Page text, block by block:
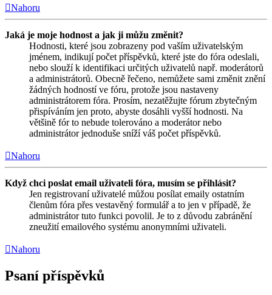
Nahoru
Jaká je moje hodnost a jak ji můžu změnit?
Hodnosti, které jsou zobrazeny pod vaším uživatelským
jménem, indikují počet příspěvků, které jste do fóra odeslali,
nebo slouží k identifikaci určitých uživatelů např. moderátorů
a administrátorů. Obecně řečeno, nemůžete sami změnit znění
žádných hodností ve fóru, protože jsou nastaveny
administrátorem fóra. Prosím, nezatěžujte fórum zbytečným
přispíváním jen proto, abyste dosáhli vyšší hodnosti. Na
většině fór to nebude tolerováno a moderátor nebo
administrátor jednoduše sníží váš počet příspěvků.
Nahoru
Když chci poslat email uživateli fóra, musím se přihlásit?
Jen registrovaní uživatelé můžou posílat emaily ostatním
členům fóra přes vestavěný formulář a to jen v případě, že
administrátor tuto funkci povolil. Je to z důvodu zabránění
zneužití emailového systému anonymními uživateli.
Nahoru
Psaní příspěvků